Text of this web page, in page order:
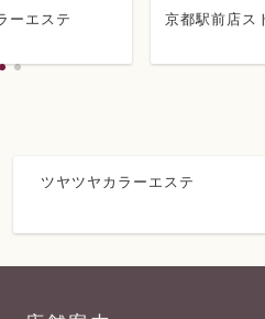
ーエステ 京都駅前店ス
ツヤツヤカラーエステ